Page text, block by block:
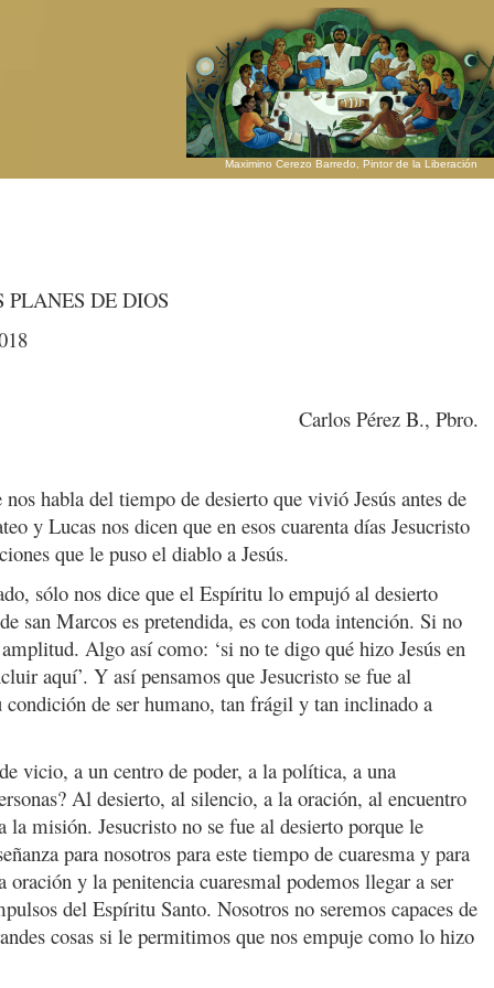
Maximino Cerezo Barredo, Pintor de la Liberación
DE DIOS
Carlos Pérez B., Pbro.
habla del tiempo de desierto que vivió Jesús antes de
y Lucas nos dicen que en esos cuarenta días Jesucristo
que le puso el diablo a Jesús.
sólo nos dice que el Espíritu lo empujó al desierto
san Marcos es pretendida, es con toda intención. Si no
Algo así como: ‘si no te digo qué hizo Jesús en
aquí’. Y así pensamos que Jesucristo se fue al
de ser humano, tan frágil y tan inclinado a
vicio, a un centro de poder, a la política, a una
Al desierto, al silencio, a la oración, al encuentro
misión. Jesucristo no se fue al desierto porque le
para nosotros para este tiempo de cuaresma y para
y la penitencia cuaresmal podemos llegar a ser
del Espíritu Santo. Nosotros no seremos capaces de
cosas si le permitimos que nos empuje como lo hizo